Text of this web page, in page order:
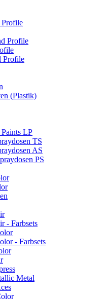
Profile
Profile
Profile
(Plastik)
LP
TS
AS
PS
- Farbsets
- Farbsets
Metal